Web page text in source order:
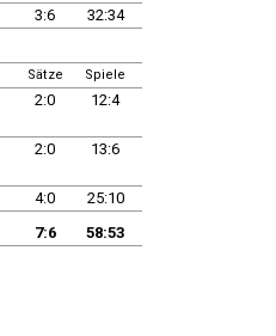
3:6
32:34
Sätze Spiele
2:0 12:4
2:0 13:6
4:0
25:10
7:6 58:53